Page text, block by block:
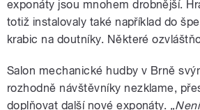
exponáty jsou mnohem drobnější.
totiž instalovaly také například do
krabic na doutníky. Některé
Salon mechanické hudby v Brně
rozhodně návštěvníky nezklame,
doplňovat další nové exponáty.